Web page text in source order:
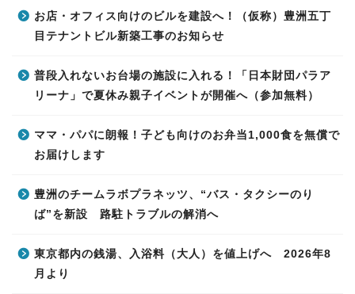
お店・オフィス向けのビルを建設へ！（仮称）豊洲五丁
目テナントビル新築工事のお知らせ
普段入れないお台場の施設に入れる！「日本財団パラア
リーナ」で夏休み親子イベントが開催へ（参加無料）
ママ・パパに朗報！子ども向けのお弁当1,000食を無償で
お届けします
豊洲のチームラボプラネッツ、“バス・タクシーのり
ば”を新設 路駐トラブルの解消へ
東京都内の銭湯、入浴料（大人）を値上げへ 2026年8
月より